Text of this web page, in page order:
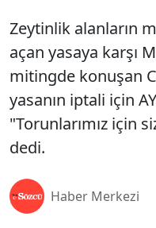
Zeytinlik alanların
açan yasaya karşı
mitingde konuşan
yasanın iptali için
"Torunlarımız için
dedi.
Haber Merkezi